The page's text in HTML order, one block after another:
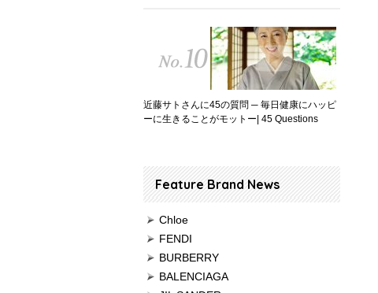
近藤サトさんに45の質問 ─ 毎日健康にハッピ
ーに生きることがモットー| 45 Questions
Feature Brand News
Chloe
FENDI
BURBERRY
BALENCIAGA